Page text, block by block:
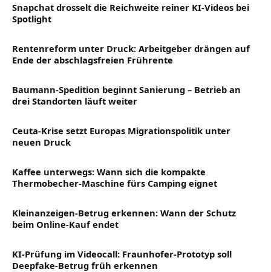
Snapchat drosselt die Reichweite reiner KI-Videos bei
Spotlight
Rentenreform unter Druck: Arbeitgeber drängen auf
Ende der abschlagsfreien Frührente
Baumann-Spedition beginnt Sanierung – Betrieb an
drei Standorten läuft weiter
Ceuta-Krise setzt Europas Migrationspolitik unter
neuen Druck
Kaffee unterwegs: Wann sich die kompakte
Thermobecher-Maschine fürs Camping eignet
Kleinanzeigen-Betrug erkennen: Wann der Schutz
beim Online-Kauf endet
KI-Prüfung im Videocall: Fraunhofer-Prototyp soll
Deepfake-Betrug früh erkennen